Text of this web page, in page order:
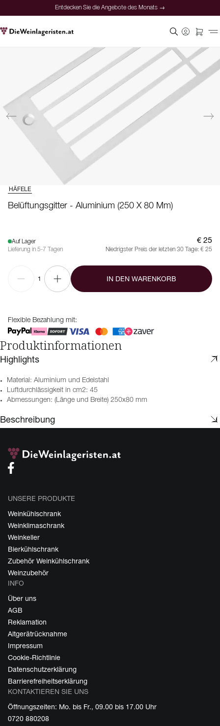
Entdecken Sie die Angebote des Monats →
HÄFELE
Belüftungsgitter - Aluminium (250 X 80 Mm)
Auf Lager
Lieferung in 5-7 Tagen
€ 25
Niedrigster Preis der letzten 30 Tage: € 25
1 IN DEN WARENKORB
Flexible Bezahlung mit:
Produktinformationen
Highlights
Material: Aluminium und Edelstahl
Luftdurchlässigkeit in cm2: 45
Abmessungen: (Länge und Breite) 250x80 mm
Beschreibung
UNSERE PRODUKTE
Weinkühlschrank
Weinklimaschrank
Weinkeller
Bierkühlschrank
Zubehör Weinkühlschrank
Weinzubehör
INFO
Über uns
AGB
Reklamation
Altgerätrücknahme
Impressum
Cookie-Richtlinie
Datenschutzerklärung
Barrierefreiheitserklärung
KONTAKTIEREN SIE UNS
Öffnungszeiten: Mo. bis Fr., 09.00 bis 17.00 Uhr
0720 880208